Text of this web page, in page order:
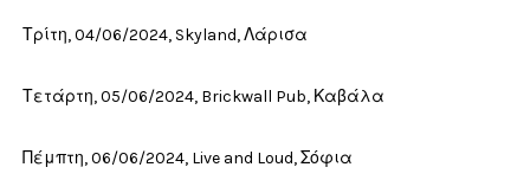
Τρίτη, 04/06/2024, Skyland, Λάρισα
Τετάρτη, 05/06/2024, Brickwall Pub, Καβάλα
Πέμπτη, 06/06/2024, Live and Loud, Σόφια